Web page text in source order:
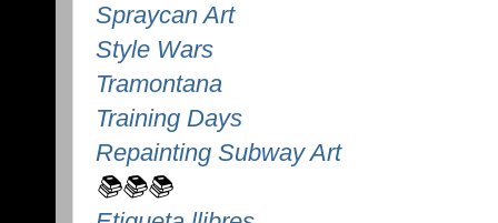
Spraycan Art
Style Wars
Tramontana
Training Days
Repainting Subway Art
📚📚📚